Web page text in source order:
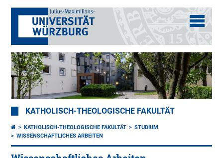
KATHOLISCH-THEOLOGISCHE FAKULTÄT
KATHOLISCH-THEOLOGISCHE FAKULTÄT
STUDIUM
WISSENSCHAFTLICHES ARBEITEN